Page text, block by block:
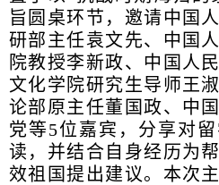
旨圆桌环节，邀请中国
研部主任袁文先、中国
院教授李新政、中国人
文化学院研究生导师王
论部原主任董国政、中
党等5位嘉宾，分享对
读，并结合自身经历为
效祖国提出建议。本次